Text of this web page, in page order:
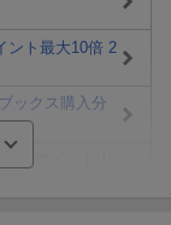
ント最大10倍 2
ックス購入分